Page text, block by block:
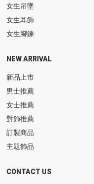
女生吊墜
女生耳飾
女生腳鍊
NEW ARRIVAL
新品上市
男士推薦
女士推薦
對飾推薦
訂製商品
主題飾品
CONTACT US